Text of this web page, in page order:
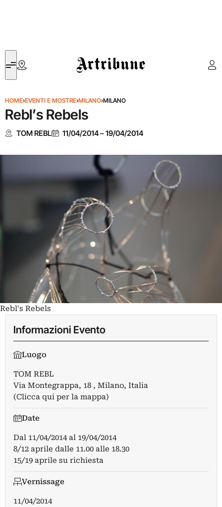
Artribune
HOME›EVENTI E MOSTRE›MILANO›MILANO
Rebl’s Rebels
TOM REBL 11/04/2014–19/04/2014
Rebl's Rebels
Informazioni Evento
Luogo
TOM REBL
Via Montegrappa, 18 , Milano, Italia
(Clicca qui per la mappa)
Date
Dal 11/04/2014al 19/04/2014
8/12 aprile dalle 11.00 alle 18.30
15/19 aprile su richiesta
Vernissage
11/04/2014